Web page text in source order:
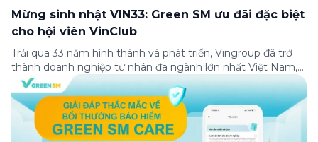
Mừng sinh nhật VIN33: Green SM ưu đãi đặc biệt
cho hội viên VinClub
Trải qua 33 năm hình thành và phát triển, Vingroup đã trở
thành doanh nghiệp tư nhân đa ngành lớn nhất Việt Nam,
lọt Top 30 doanh nghiệp lớn nhất Đông Nam Á theo bảng
xếp hạng của Tạp chí Fortune (Mỹ). Nhân kỷ niệm 33 năm
thành lập (8/8/1993 đến 8/8/2026), Green SM trân […]